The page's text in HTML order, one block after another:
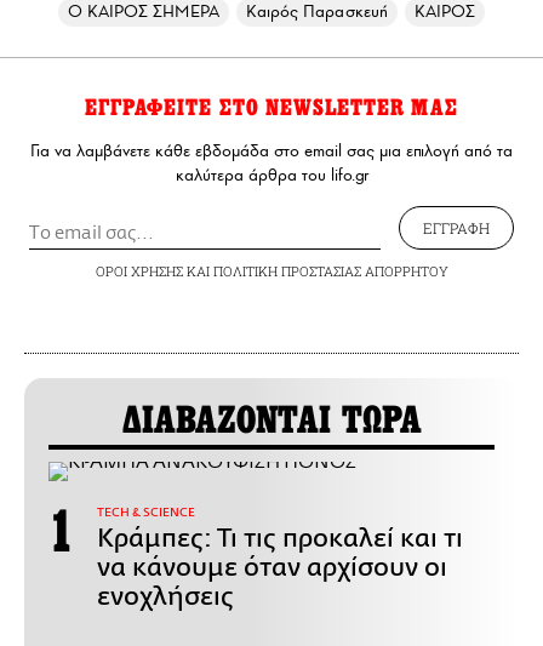
Ο ΚΑΙΡΟΣ ΣΗΜΕΡΑ
Καιρός Παρασκευή ΚΑΙΡΟΣ
ΕΓΓΡΑΦΕΙΤΕ ΣΤΟ NEWSLETTER ΜΑΣ
Για να λαμβάνετε κάθε εβδομάδα στο email σας μια επιλογή από τα
καλύτερα άρθρα του lifo.gr
ΕΓΓΡΑΦΗ
ΟΡΟΙ ΧΡΗΣΗΣΚΑΙ ΠΟΛΙΤΙΚΗ ΠΡΟΣΤΑΣΙΑΣ ΑΠΟΡΡΗΤΟΥ
ΔΙΑΒΑΖΟΝΤΑΙ ΤΩΡΑ
ΤECH & SCIENCE
Κράμπες: Τι τις προκαλεί και τι
να κάνουμε όταν αρχίσουν οι
ενοχλήσεις